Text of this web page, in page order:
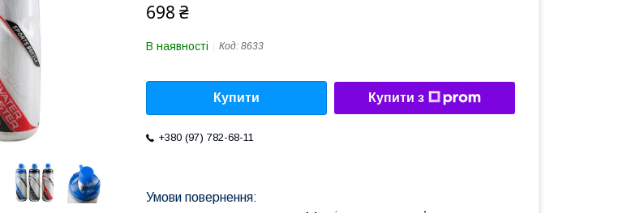
698 ₴
В наявності Код: 8633
Купити Купити з
+380 (97) 782-68-11